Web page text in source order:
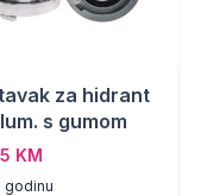
za hidrant
s gumom
KM
godinu